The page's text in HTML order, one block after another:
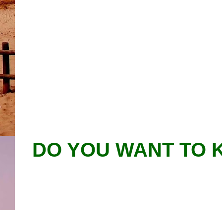
DO YOU WANT TO